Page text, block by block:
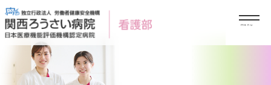
Skip
to
content